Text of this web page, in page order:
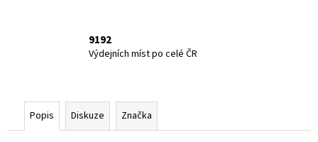
9192
Výdejních míst po celé ČR
Popis Diskuze Značka